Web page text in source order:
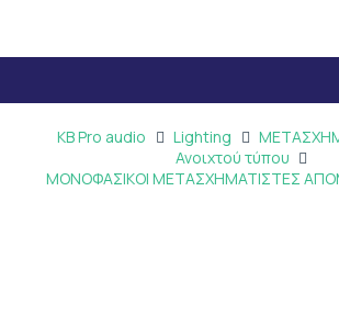
KB Pro audio Lighting
Ανοιχτού τύπου
ΜΟΝΟΦΑΣΙΚΟΙ ΜΕΤΑΣΧΗΜΑΤΙΣΤΕΣ